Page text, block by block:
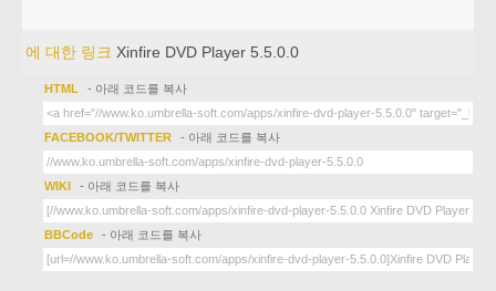
에 대한 링크 Xinfire DVD Player 5.5.0.0
HTML - 아래 코드를 복사
FACEBOOK/TWITTER - 아래 코드를 복사
WIKI - 아래 코드를 복사
BBCode - 아래 코드를 복사